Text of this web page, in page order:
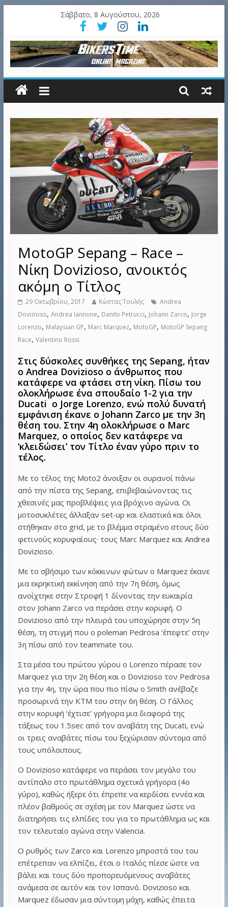
Σάββατο, 8 Αυγούστου, 2026
MotoGP Sepang – Race –
Νίκη Dovizioso, ανοικτός
ακόμη ο Τίτλος
29 Οκτωβρίου, 2017 Κώστας Τουλής
Andrea
Dovizioso, Andrea Iannone, Danilo Petrucci, Johann Zarco, Jorge
Lorenzo, Malaysian GP, Marc Marquez, MotoGP, MotoGP Sepang
Race, Valentino Rossi
Στις δύσκολες συνθήκες της Sepang, ήταν
ο Andrea Dovizioso ο άνθρωπος που
κατάφερε να φτάσει στη νίκη. Πίσω του
ολοκλήρωσε ένα σπουδαίο 1-2 για την
Ducati ο Jorge Lorenzo, ενώ πολύ δυνατή
εμφάνιση έκανε ο Johann Zarco με την 3η
θέση του. Στην 4η ολοκλήρωσε ο Marc
Marquez, ο οποίος δεν κατάφερε να
‘κλειδώσει’ τον Τίτλο έναν γύρο πριν το
τέλος.
Με το τέλος της Moto2 άνοιξαν οι ουρανοί πάνω
από την πίστα της Sepang, επιβεβαιώνοντας τις
χθεσινές μας προβλέψεις για βρόχινο αγώνα. Οι
μοτοσυκλέτες άλλαξαν set-up και ελαστικά και όλοι
στήθηκαν στο grid, με το βλέμμα στραμένο στους δύο
φετινούς κορυφαίους· τους Marc Marquez και Andrea
Dovizioso.
Με το σβήσιμο των κόκκινων φώτων ο Marquez έκανε
μια εκρηκτική εκκίνηση από την 7η θέση, όμως
ανοίχτηκε στην Στροφή 1 δίνοντας την ευκαιρία
στον Johann Zarco να περάσει στην κορυφή. Ο
Dovizioso από την πλευρά του υποχώρησε στην 5η
θέση, τη στιγμή που ο poleman Pedrosa ‘έπεφτε’ στην
3η πίσω από τον teammate του.
Στα μέσα του πρώτου γύρου ο Lorenzo πέρασε τον
Marquez για την 2η θέση και ο Dovizioso τον Pedrosa
για την 4η, την ώρα που πιο πίσω ο Smith ανέβαζε
προσωρινά την KTM του στην 6η θέση. Ο Γάλλος
στην κορυφή ‘έχτισε’ γρήγορα μια διαφορά της
τάξεως του 1.5sec από τον αναβάτη της Ducati, ενώ
οι τρεις αναβάτες πίσω του ξεχώρισαν σύντομα από
τους υπόλοιπους.
Ο Dovizioso κατάφερε να περάσει τον μεγάλο του
αντίπαλο στο πρωτάθλημα σχετικά γρήγορα (4ο
γύρο), καθώς ήξερε ότι έπρεπε να κερδίσει εννέα και
πλέον βαθμούς σε σχέση με τον Marquez ώστε να
διατηρήσει τις ελπίδες του για το πρωτάθλημα ως και
τον τελευταίο αγώνα στην Valencia.
Ο ρυθμός των Zarco και Lorenzo μπροστά του του
επέτρεπαν να ελπίζει, έτσι ο Ιταλός πίεσε ώστε να
βάλει και τους δύο προπορευόμενους αναβάτες
ανάμεσα σε αυτόν και τον Ισπανό. Dovizioso και
Marquez έδωσαν μια σύντομη μάχη, καθώς έπειτα